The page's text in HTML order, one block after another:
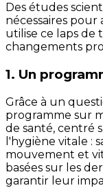
Des études
nécessaires
utilise ce laps de
changements
1. Un
Grâce à un
programme sur
de santé, centré
l'hygiène vitale :
mouvement et
basées sur les
garantir leur